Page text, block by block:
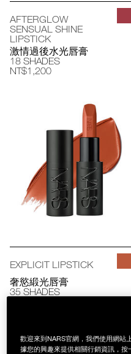
AFTERGLOW
SENSUAL SHINE
LIPSTICK
激情過後水光唇膏
18 SHADES
NT$1,200
EXPLICIT LIPSTICK
奢慾緞光唇膏
35 SHADES
歡迎來到NARS官網，我們使用網站
據您的興趣來提供相關行銷資訊，